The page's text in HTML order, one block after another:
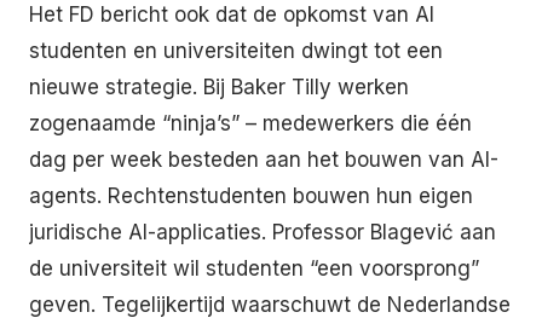
Het FD bericht ook dat de opkomst van AI
studenten en universiteiten dwingt tot een
nieuwe strategie. Bij Baker Tilly werken
zogenaamde “ninja’s” – medewerkers die één
dag per week besteden aan het bouwen van AI-
agents. Rechtenstudenten bouwen hun eigen
juridische AI-applicaties. Professor Blagević aan
de universiteit wil studenten “een voorsprong”
geven. Tegelijkertijd waarschuwt de Nederlandse